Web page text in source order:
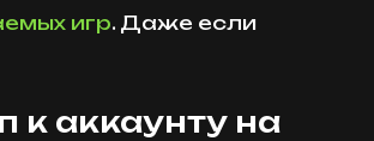
игр. Даже если
к аккаунту на